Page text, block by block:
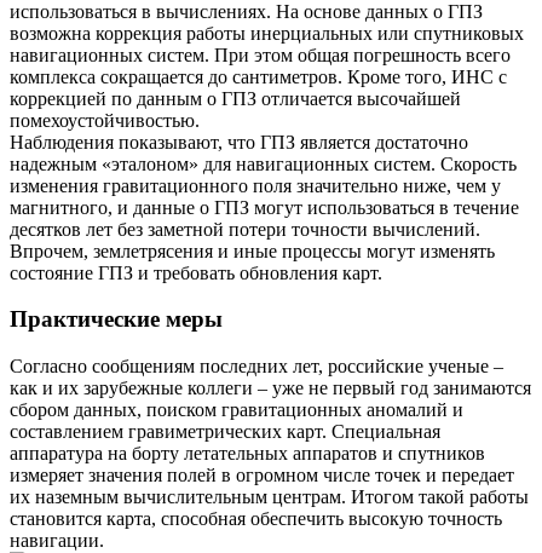
использоваться в вычислениях. На основе данных о ГПЗ
возможна коррекция работы инерциальных или спутниковых
навигационных систем. При этом общая погрешность всего
комплекса сокращается до сантиметров. Кроме того, ИНС с
коррекцией по данным о ГПЗ отличается высочайшей
помехоустойчивостью.
Наблюдения показывают, что ГПЗ является достаточно
надежным «эталоном» для навигационных систем. Скорость
изменения гравитационного поля значительно ниже, чем у
магнитного, и данные о ГПЗ могут использоваться в течение
десятков лет без заметной потери точности вычислений.
Впрочем, землетрясения и иные процессы могут изменять
состояние ГПЗ и требовать обновления карт.
Практические меры
Согласно сообщениям последних лет, российские ученые –
как и их зарубежные коллеги – уже не первый год занимаются
сбором данных, поиском гравитационных аномалий и
составлением гравиметрических карт. Специальная
аппаратура на борту летательных аппаратов и спутников
измеряет значения полей в огромном числе точек и передает
их наземным вычислительным центрам. Итогом такой работы
становится карта, способная обеспечить высокую точность
навигации.